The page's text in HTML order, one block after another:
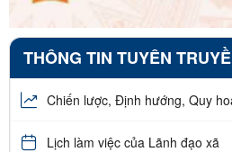
THÔNG TIN TUYÊN
Chiến lược, Định hướng, Quy
Lịch làm việc của Lãnh đạo xã